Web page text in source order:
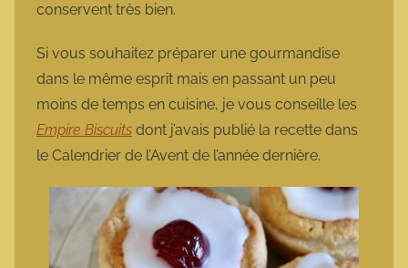
conservent très bien.
Si vous souhaitez préparer une gourmandise
dans le même esprit mais en passant un peu
moins de temps en cuisine, je vous conseille les
Empire Biscuits dont j’avais publié la recette dans
le Calendrier de l’Avent de l’année dernière.